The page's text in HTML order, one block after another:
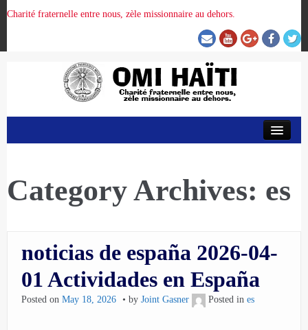
Charité fraternelle entre nous, zèle missionnaire au dehors.
ORGANISATION DE LA PROVINCE
CRUNITEHC
NOUS CONTACTER
Category Archives: es
noticias de españa 2026-04-
01 Actividades en España
Posted on May 18, 2026 by Joint Gasner Posted in es